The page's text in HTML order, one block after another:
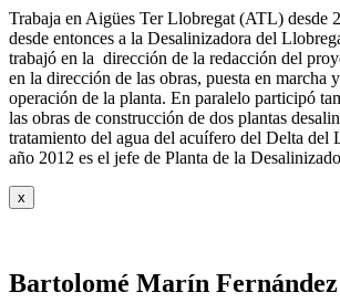
Trabaja en Aigües Ter Llobregat (ATL) desde
desde entonces a la Desalinizadora del
trabajó en la dirección de la redacción del
en la dirección de las obras, puesta en marcha
operación de la planta. En paralelo participó
las obras de construcción de dos plantas
tratamiento del agua del acuífero del Delta del
año 2012 es el jefe de Planta de la
x
Bartolomé Marín Fernández